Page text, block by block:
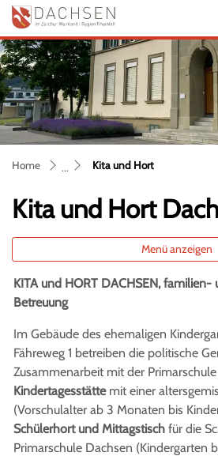
zur Startseite
Direkt zur Hauptnavigation
Direkt zum Inhalt
Direkt zur Suche
Direkt zum Stichwortverzeichnis
Dachsen
Home Kita und Hort(ausgewählt)
Kita und Hort
Menü anzeigen
KITA und HORT DACHSEN,
Betreuung
Im Gebäude des ehemaligen
Fähreweg 1 betreiben die politische
Zusammenarbeit mit der
Kindertagesstätte mit einer
(Vorschulalter ab 3 Monaten bis
Schülerhort und Mittagstisch für die
Primarschule Dachsen (Kindergarten
Zugehörige Objekte